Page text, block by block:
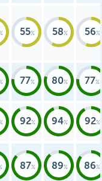
55 58 56
77 80 77
92 94 92
87 89 86